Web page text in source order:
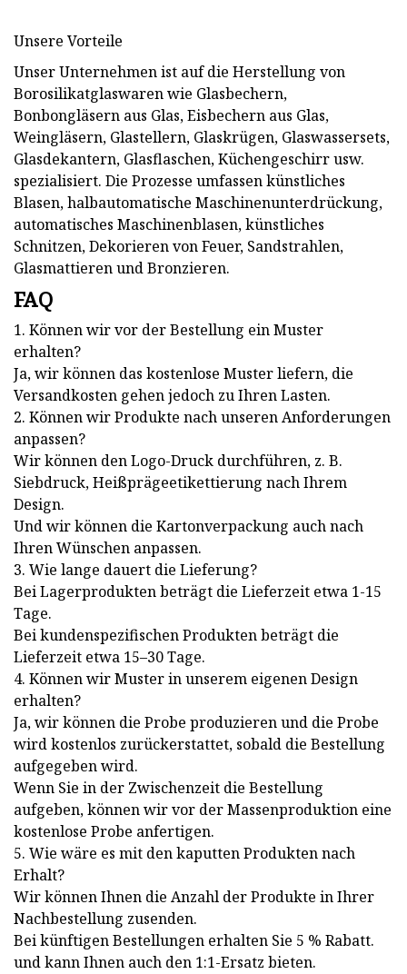
Unsere Vorteile
Unser Unternehmen ist auf die Herstellung von
Borosilikatglaswaren wie Glasbechern,
Bonbongläsern aus Glas, Eisbechern aus Glas,
Weingläsern, Glastellern, Glaskrügen, Glaswassersets,
Glasdekantern, Glasflaschen, Küchengeschirr usw.
spezialisiert. Die Prozesse umfassen künstliches
Blasen, halbautomatische Maschinenunterdrückung,
automatisches Maschinenblasen, künstliches
Schnitzen, Dekorieren von Feuer, Sandstrahlen,
Glasmattieren und Bronzieren.
FAQ
1. Können wir vor der Bestellung ein Muster
erhalten?
Ja, wir können das kostenlose Muster liefern, die
Versandkosten gehen jedoch zu Ihren Lasten.
2. Können wir Produkte nach unseren Anforderungen
anpassen?
Wir können den Logo-Druck durchführen, z. B.
Siebdruck, Heißprägeetikettierung nach Ihrem
Design.
Und wir können die Kartonverpackung auch nach
Ihren Wünschen anpassen.
3. Wie lange dauert die Lieferung?
Bei Lagerprodukten beträgt die Lieferzeit etwa 1-15
Tage.
Bei kundenspezifischen Produkten beträgt die
Lieferzeit etwa 15–30 Tage.
4. Können wir Muster in unserem eigenen Design
erhalten?
Ja, wir können die Probe produzieren und die Probe
wird kostenlos zurückerstattet, sobald die Bestellung
aufgegeben wird.
Wenn Sie in der Zwischenzeit die Bestellung
aufgeben, können wir vor der Massenproduktion eine
kostenlose Probe anfertigen.
5. Wie wäre es mit den kaputten Produkten nach
Erhalt?
Wir können Ihnen die Anzahl der Produkte in Ihrer
Nachbestellung zusenden.
Bei künftigen Bestellungen erhalten Sie 5 % Rabatt.
und kann Ihnen auch den 1:1-Ersatz bieten.